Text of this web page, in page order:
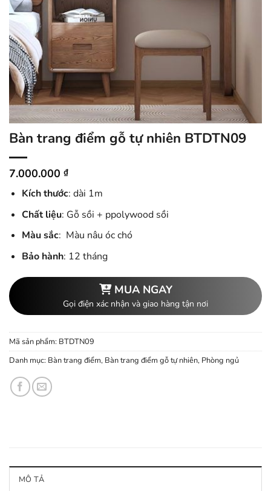
Bàn trang điểm gỗ tự nhiên BTDTN09
7.000.000 ₫
Kích thước: dài 1m
Chất liệu: Gỗ sồi + ppolywood sồi
Màu sắc: Màu nâu óc chó
Bảo hành: 12 tháng
MUA NGAY
Gọi điện xác nhận và giao hàng tận nơi
Mã sản phẩm: BTDTN09
Danh mục: Bàn trang điểm, Bàn trang điểm gỗ tự nhiên, Phòng ngủ
MÔ TẢ